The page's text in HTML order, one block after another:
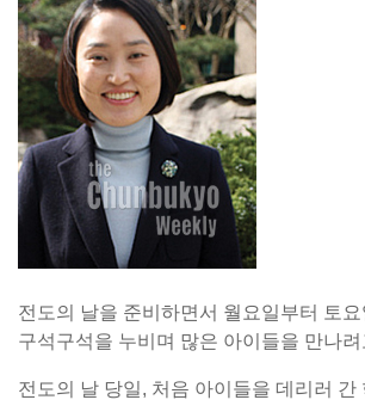
전도의 날을 준비하면서 월요일부터 토
구석구석을 누비며 많은 아이들을 만나
전도의 날 당일, 처음 아이들을 데리러 간